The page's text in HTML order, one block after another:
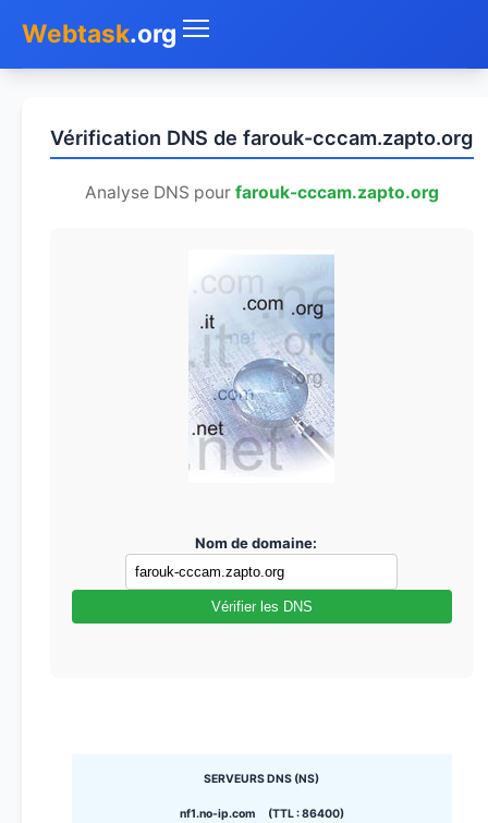
Webtask.org
Whois
Vérification DNS de farouk-cccam.zapto.org
Analyse DNS pour farouk-cccam.zapto.org
Nom de domaine:
Vérifier les DNS
SERVEURS DNS (NS)
nf1.no-ip.com (TTL : 86400)